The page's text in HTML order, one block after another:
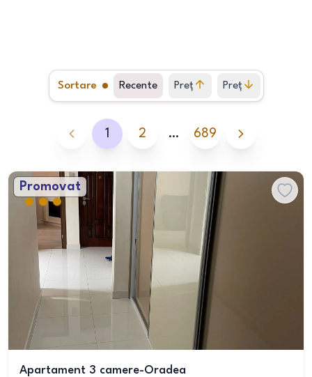
Sortare Recente Preț
crescător
Preț
descrescător
1 2 … 689
Promovat
Apartament 3 camere-Oradea